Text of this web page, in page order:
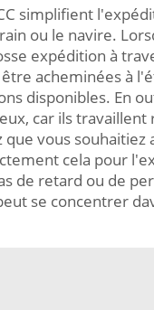
simplifient
ou le navire.
expédition à
acheminées à
disponibles. En
car ils
vous
cela pour
de retard ou de
se concentrer